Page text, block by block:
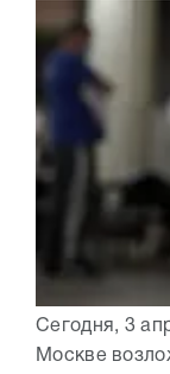
Сегодня, 3
Москве